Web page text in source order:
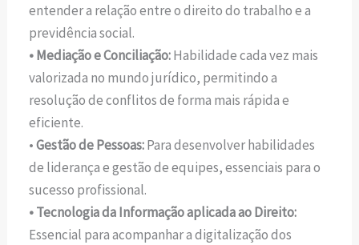
entender a relação entre o direito do trabalho e a
previdência social.
• Mediação e Conciliação:Habilidade cada vez mais
valorizada no mundo jurídico, permitindo a
resolução de conflitos de forma mais rápida e
eficiente.
•Gestão de Pessoas:Para desenvolver habilidades
de liderança e gestão de equipes, essenciais para o
sucesso profissional.
• Tecnologia da Informação aplicada ao Direito:
Essencial para acompanhar a digitalização dos